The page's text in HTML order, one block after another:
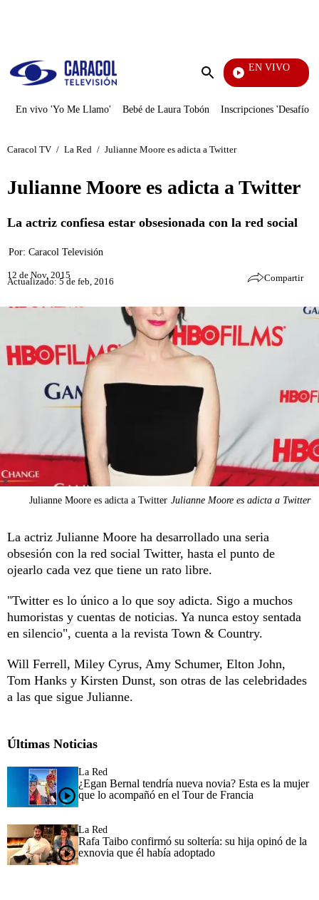
Enviar
EN VIVO
Pura Diversión
En vivo 'Yo Me Llamo' Bebé de Laura Tobón Inscripciones 'Desafío'
Caracol TV / La Red / Julianne Moore es adicta a Twitter
Julianne Moore es adicta a Twitter
La actriz confiesa estar obsesionada con la red social
Por: Caracol Televisión
12 de Nov, 2015
Actualizado: 5 de feb, 2016 Compartir
Julianne Moore es adicta a Twitter Julianne Moore es adicta a Twitter
La actriz Julianne Moore ha desarrollado una seria
obsesión con la red social Twitter, hasta el punto de
ojearlo cada vez que tiene un rato libre.
"Twitter es lo único a lo que soy adicta. Sigo a muchos
humoristas y cuentas de noticias. Ya nunca estoy sentada
en silencio", cuenta a la revista Town & Country.
Will Ferrell, Miley Cyrus, Amy Schumer, Elton John,
Tom Hanks y Kirsten Dunst, son otras de las celebridades
a las que sigue Julianne.
Últimas Noticias
La Red
¿Egan Bernal tendría nueva novia? Esta es la mujer
que lo acompañó en el Tour de Francia
La Red
Rafa Taibo confirmó su soltería: su hija opinó de la
exnovia que él había adoptado